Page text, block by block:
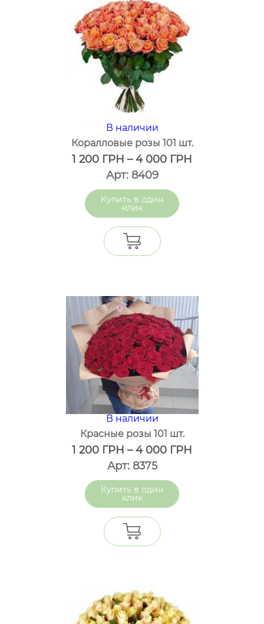
В наличии
Коралловые розы 101 шт.
1 200 ГРН –4 000 ГРН
Арт: 8409
один
клик
В наличии
Красные розы 101 шт.
1 200 ГРН –4 000 ГРН
Арт: 8375
один
клик